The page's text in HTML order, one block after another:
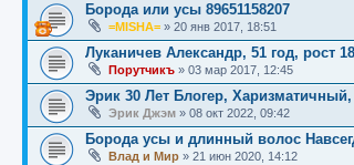
Борода или усы 89651158207
=MISHA= » 20 янв 2017, 18:51
Луканичев Александр, 51 год, рост
Порутчикъ » 03 мар 2017, 12:45
Эрик 30 Лет Блогер,
Эрик Джэм » 08 окт 2022, 09:42
Борода усы и длинный волос
Влад и Мир » 21 июн 2020, 14:12